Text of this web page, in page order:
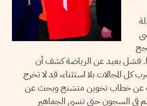
فشل بعيد عن الرياضة كشف أن
كل المجالات بلا استثناء، قد لا تخرج
عن خطاب تخوين متشنج وبحث عن
في السجون حتى تنسى الجماهير